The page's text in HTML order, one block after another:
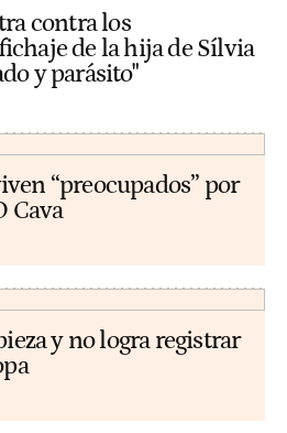
contra los
de la hija de Sílvia
y parásito"
“preocupados” por
Cava
y no logra registrar